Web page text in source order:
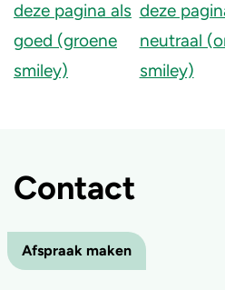
Contact
Afspraak maken